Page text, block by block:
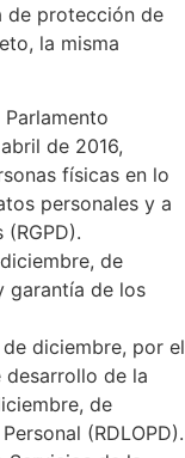
de protección de
la misma
de 2016,
físicas en lo
personales y a
de
garantía de los
diciembre, por el
desarrollo de la
de
(RDLOPD).